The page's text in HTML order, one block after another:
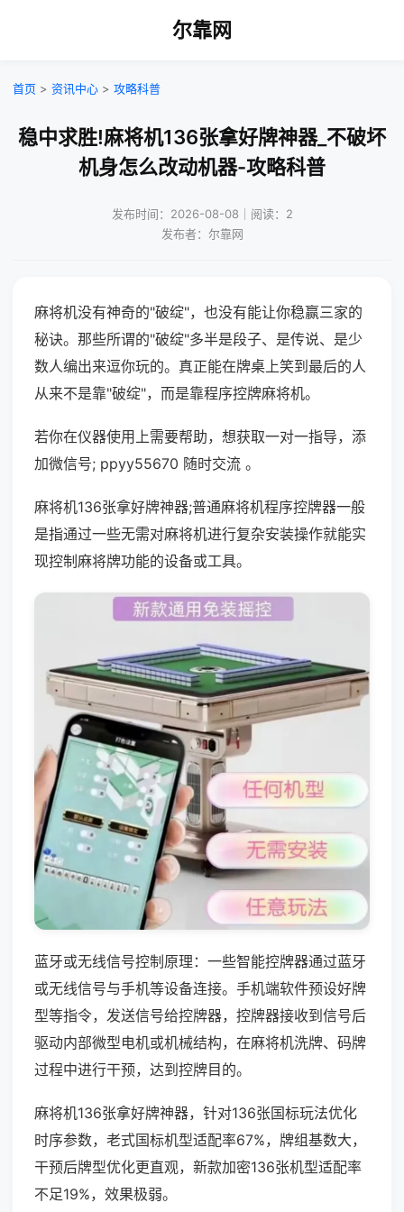
尔靠网
首页 > 资讯中心 > 攻略科普
稳中求胜!麻将机136张拿好牌神器_不破坏
机身怎么改动机器-攻略科普
发布时间：2026-08-08｜阅读：2
发布者：尔靠网
麻将机没有神奇的"破绽"，也没有能让你稳赢三家的
秘诀。那些所谓的"破绽"多半是段子、是传说、是少
数人编出来逗你玩的。真正能在牌桌上笑到最后的人
从来不是靠"破绽"，而是靠程序控牌麻将机。
若你在仪器使用上需要帮助，想获取一对一指导，添
加微信号; ppyy55670 随时交流 。
麻将机136张拿好牌神器;普通麻将机程序控牌器一般
是指通过一些无需对麻将机进行复杂安装操作就能实
现控制麻将牌功能的设备或工具。
蓝牙或无线信号控制原理：一些智能控牌器通过蓝牙
或无线信号与手机等设备连接。手机端软件预设好牌
型等指令，发送信号给控牌器，控牌器接收到信号后
驱动内部微型电机或机械结构，在麻将机洗牌、码牌
过程中进行干预，达到控牌目的。
麻将机136张拿好牌神器，针对136张国标玩法优化
时序参数，老式国标机型适配率67%，牌组基数大，
干预后牌型优化更直观，新款加密136张机型适配率
不足19%，效果极弱。